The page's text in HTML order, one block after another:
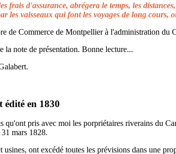
frais d'assurance, abrégera le temps, les
les vaisseaux qui font les voyages de long
de Commerce de Montpellier à l'administration
la note de présentation. Bonne lecture...
édité en 1830
qu'ont pris avec moi les porpriétaires riverains du
mars 1828.
usines, ont excédé toutes les prévisions dans une